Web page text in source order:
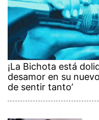
¡La Bichota está
desamor en su
de sentir tanto’